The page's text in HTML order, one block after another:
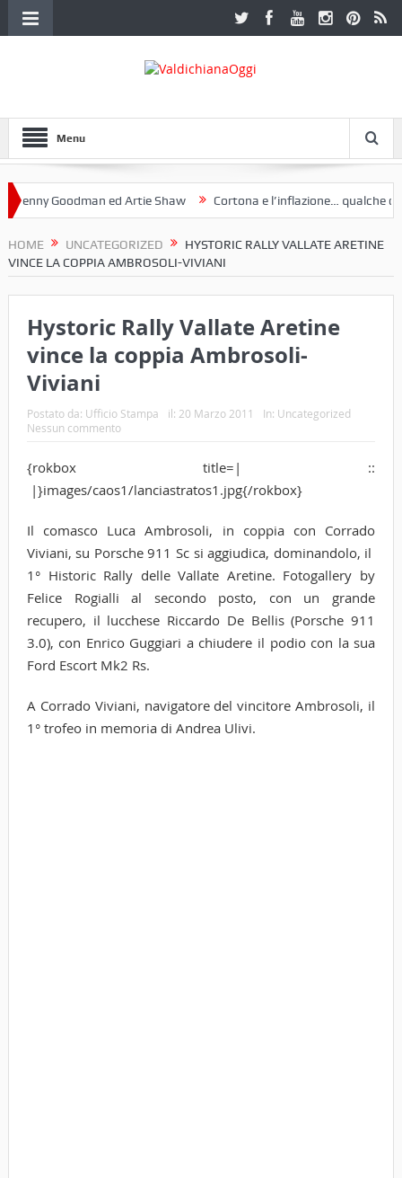
Menu
Goodman ed Artie Shaw Cortona e l’inflazione… qualche
HOME UNCATEGORIZED
HYSTORIC RALLY VALLATE ARETINE
VINCE LA COPPIA AMBROSOLI-VIVIANI
Hystoric Rally Vallate Aretine
vince la coppia Ambrosoli-
Viviani
Postato da: Ufficio Stampa il: 20 Marzo 2011 In: Uncategorized
Nessun commento
{rokbox title=| ::
|}images/caos1/lanciastratos1.jpg{/rokbox}
Il comasco Luca Ambrosoli, in coppia con Corrado
Viviani, su Porsche 911 Sc si aggiudica, dominandolo, il
1° Historic Rally delle Vallate Aretine. Fotogallery by
Felice Rogialli al secondo posto, con un grande
recupero, il lucchese Riccardo De Bellis (Porsche 911
3.0), con Enrico Guggiari a chiudere il podio con la sua
Ford Escort Mk2 Rs.
A Corrado Viviani, navigatore del vincitore Ambrosoli, il
1° trofeo in memoria di Andrea Ulivi.